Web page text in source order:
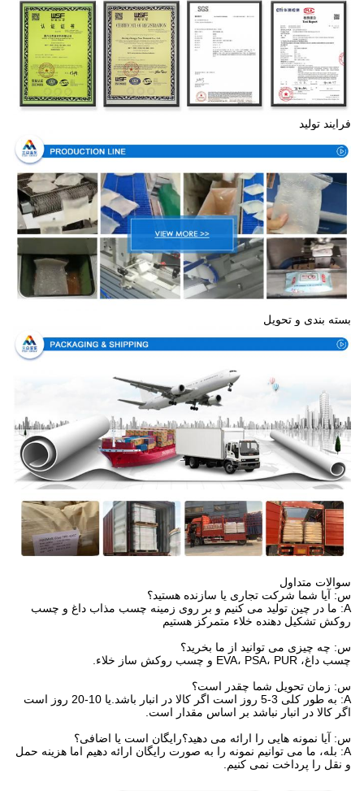
فرایند تولید
بسته بندی و تحویل
سوالات متداول
س: آیا شما شرکت تجاری یا سازنده هستید؟
A: ما در چین تولید می کنیم و بر روی زمینه چسب مذاب داغ و چسب
روکش تشکیل دهنده خلاء متمرکز هستیم
س: چه چیزی می توانید از ما بخرید؟
چسب داغ، EVA، PSA، PUR و چسب روکش ساز خلاء.
س: زمان تحویل شما چقدر است؟
A: به طور کلی 3-5 روز است اگر کالا در انبار باشد.یا 10-20 روز است
اگر کالا در انبار نباشد بر اساس مقدار است.
س: آیا نمونه هایی را ارائه می دهید؟رایگان است یا اضافی؟
A: بله، ما می توانیم نمونه را به صورت رایگان ارائه دهیم اما هزینه حمل
و نقل را پرداخت نمی کنیم.